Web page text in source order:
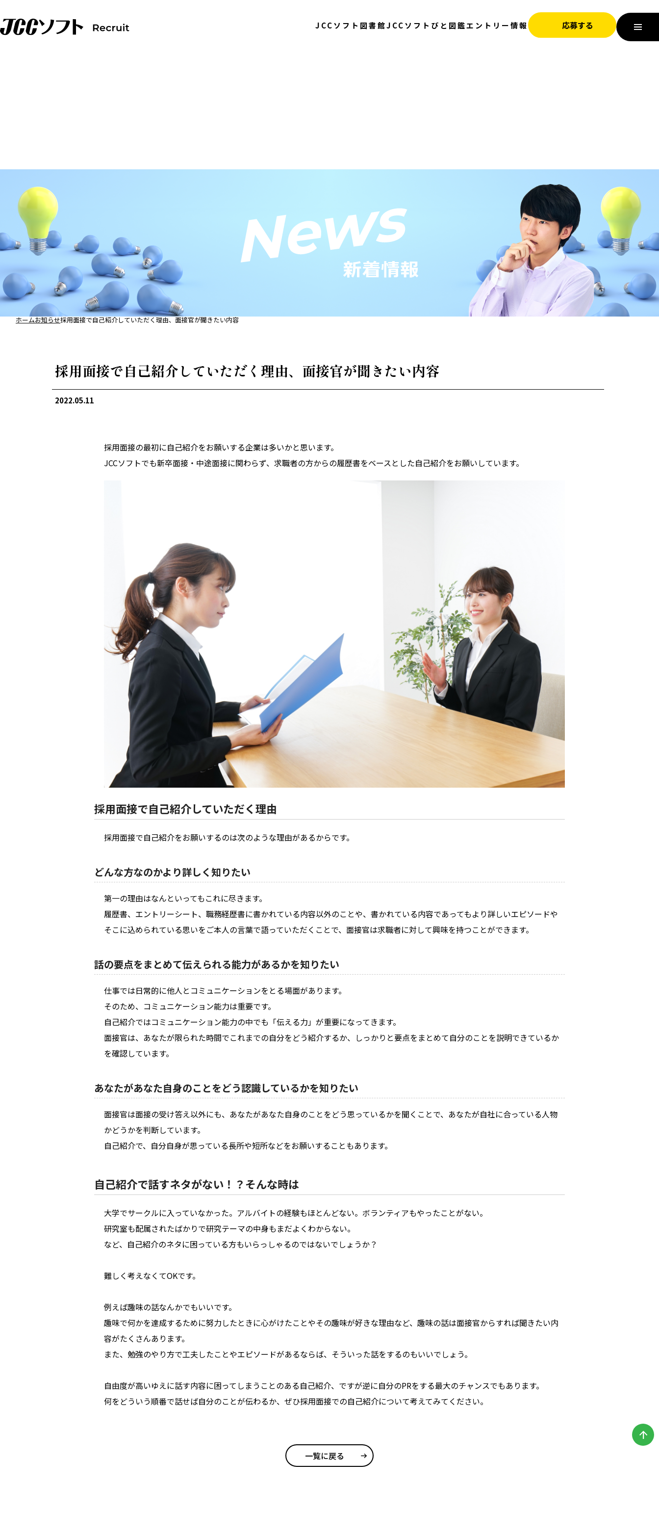
JCCソフト図書館JCCソフトびと図鑑エントリー情報 応募する
ホームお知らせ採用面接で自己紹介していただく理由、面接官が聞きたい内容
採用面接で自己紹介していただく理由、面接官が聞きたい内容
2022.05.11
採用面接の最初に自己紹介をお願いする企業は多いかと思います。
JCCソフトでも新卒面接・中途面接に関わらず、求職者の方からの履歴書をベースとした自己紹介をお願いしています。
採用面接で自己紹介していただく理由
採用面接で自己紹介をお願いするのは次のような理由があるからです。
どんな方なのかより詳しく知りたい
第一の理由はなんといってもこれに尽きます。
履歴書、エントリーシート、職務経歴書に書かれている内容以外のことや、書かれている内容であってもより詳しいエピソードや
そこに込められている思いをご本人の言葉で語っていただくことで、面接官は求職者に対して興味を持つことができます。
話の要点をまとめて伝えられる能力があるかを知りたい
仕事では日常的に他人とコミュニケーションをとる場面があります。
そのため、コミュニケーション能力は重要です。
自己紹介ではコミュニケーション能力の中でも「伝える力」が重要になってきます。
面接官は、あなたが限られた時間でこれまでの自分をどう紹介するか、しっかりと要点をまとめて自分のことを説明できているか
を確認しています。
あなたがあなた自身のことをどう認識しているかを知りたい
面接官は面接の受け答え以外にも、あなたがあなた自身のことをどう思っているかを聞くことで、あなたが自社に合っている人物
かどうかを判断しています。
自己紹介で、自分自身が思っている長所や短所などをお願いすることもあります。
自己紹介で話すネタがない！？そんな時は
大学でサークルに入っていなかった。アルバイトの経験もほとんどない。ボランティアもやったことがない。
研究室も配属されたばかりで研究テーマの中身もまだよくわからない。
など、自己紹介のネタに困っている方もいらっしゃるのではないでしょうか？
難しく考えなくてOKです。
例えば趣味の話なんかでもいいです。
趣味で何かを達成するために努力したときに心がけたことやその趣味が好きな理由など、趣味の話は面接官からすれば聞きたい内
容がたくさんあります。
また、勉強のやり方で工夫したことやエピソードがあるならば、そういった話をするのもいいでしょう。
自由度が高いゆえに話す内容に困ってしまうことのある自己紹介、ですが逆に自分のPRをする最大のチャンスでもあります。
何をどういう順番で話せば自分のことが伝わるか、ぜひ採用面接での自己紹介について考えてみてください。
一覧に戻る
arrow_upward